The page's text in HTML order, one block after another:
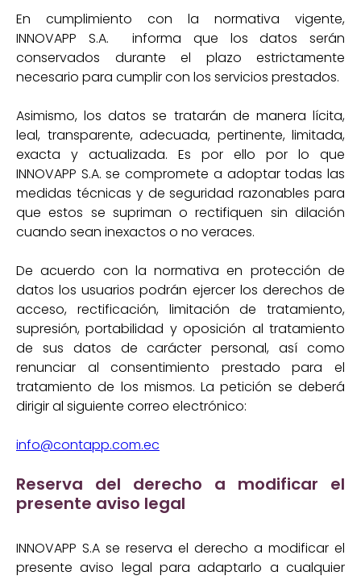
En cumplimiento con la normativa vigente,
INNOVAPP S.A. informa que los datos serán
conservados durante el plazo estrictamente
necesario para cumplir con los servicios prestados.
Asimismo, los datos se tratarán de manera lícita,
leal, transparente, adecuada, pertinente, limitada,
exacta y actualizada. Es por ello por lo que
INNOVAPP S.A. se compromete a adoptar todas las
medidas técnicas y de seguridad razonables para
que estos se supriman o rectifiquen sin dilación
cuando sean inexactos o no veraces.
De acuerdo con la normativa en protección de
datos los usuarios podrán ejercer los derechos de
acceso, rectificación, limitación de tratamiento,
supresión, portabilidad y oposición al tratamiento
de sus datos de carácter personal, así como
renunciar al consentimiento prestado para el
tratamiento de los mismos. La petición se deberá
dirigir al siguiente correo electrónico:
info@contapp.com.ec
Reserva del derecho a modificar el
presente aviso legal
INNOVAPP S.A se reserva el derecho a modificar el
presente aviso legal para adaptarlo a cualquier